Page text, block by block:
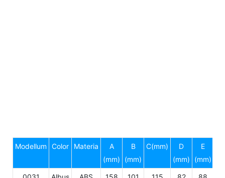
Modellum Color Materia
A
(mm)
B
(mm)
C(mm)
D
(mm)
E
(mm)